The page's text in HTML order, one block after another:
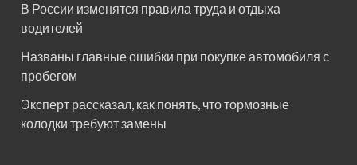
В России изменятся правила труда и отдыха
водителей
Названы главные ошибки при покупке автомобиля с
пробегом
Эксперт рассказал, как понять, что тормозные
колодки требуют замены